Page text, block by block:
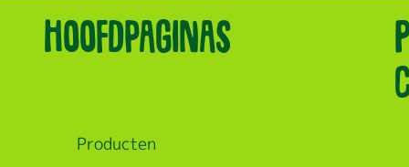
Hoofdpaginas
Producten